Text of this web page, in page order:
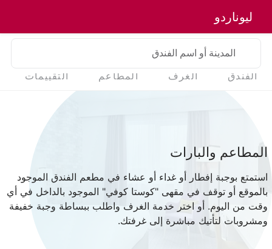
ليوناردو
المدينة أو اسم الفندق
الفندق الغرف المطاعم التقييمات
المطاعم والبارات
استمتع بوجبة إفطار أو غداء أو عشاء في مطعم الفندق الموجود
بالموقع أو توقف في مقهى "كوستا كوفي" الموجود بالداخل في أي
وقت من اليوم. أو اختر خدمة الغرف واطلب ببساطة وجبة خفيفة
ومشروبات لتأتيك مباشرة إلى غرفتك.